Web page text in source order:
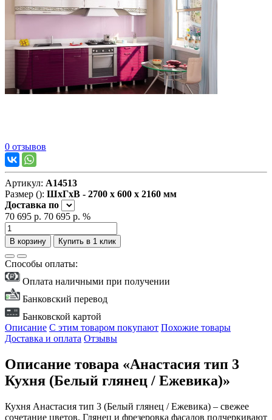
0 отзывов
Артикул: А14513
Размер (): ШxГxВ - 2700 x 600 x 2160 мм
Доставка по
70 695 р. 70 695 р. %
В корзину Купить в 1 клик
Способы оплаты:
Оплата наличными при получении
Банковский перевод
Банковской картой
Описание С этим товаром покупают Похожие товары
Доставка и оплата Отзывы
Описание товара «Анастасия тип 3
Кухня (Белый глянец / Ежевика)»
Кухня Анастасия тип 3 (Белый глянец / Ежевика) – свежее
сочетание цветов. Глянец и фрезеровка фасадов подчеркивают